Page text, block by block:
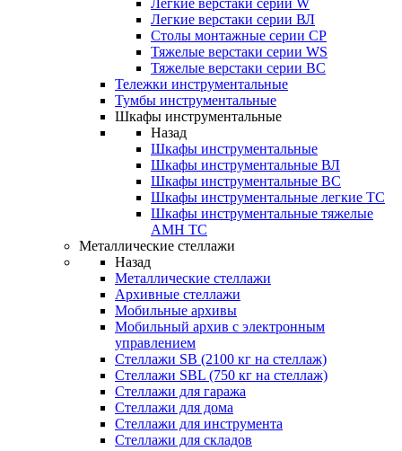
Легкие верстаки серии W
Легкие верстаки серии ВЛ
Столы монтажные серии СР
Тяжелые верстаки серии WS
Тяжелые верстаки серии ВС
Тележки инструментальные
Тумбы инструментальные
Шкафы инструментальные
Назад
Шкафы инструментальные
Шкафы инструментальные ВЛ
Шкафы инструментальные ВС
Шкафы инструментальные легкие ТС
Шкафы инструментальные тяжелые
AMH TC
Металлические стеллажи
Назад
Металлические стеллажи
Архивные стеллажи
Мобильные архивы
Мобильный архив с электронным
управлением
Стеллажи SB (2100 кг на стеллаж)
Стеллажи SBL (750 кг на стеллаж)
Стеллажи для гаража
Стеллажи для дома
Стеллажи для инструмента
Стеллажи для складов